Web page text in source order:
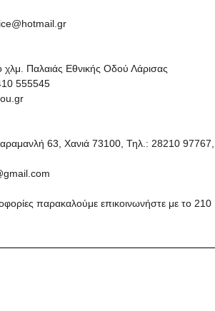
Παλαιάς Εθνικής Οδού Λάρισας
555545
63, Χανιά 73100, Τηλ.: 28210 97767,
παρακαλούμε επικοινωνήστε με το 210